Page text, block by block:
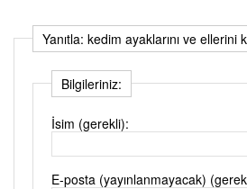
Yanıtla: kedim ayaklarını ve
Bilgileriniz:
İsim (gerekli):
E-posta (yayınlanmayacak)